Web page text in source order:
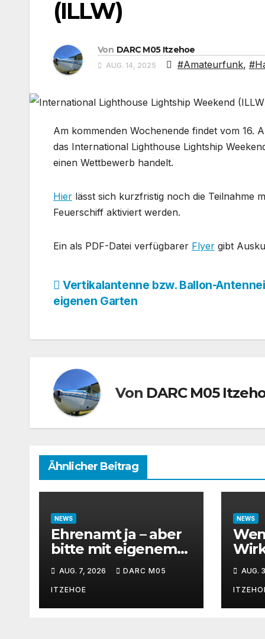
(ILLW)
Von DARC M05 Itzehoe
AUG. 14, 2025 #Amateurfunk,
Am kommenden Wochenende findet vom 16.
das International Lighthouse Lightship
einen Wettbewerb handelt.
Hier lässt sich kurzfristig noch die Teilnahme
Feuerschiff aktiviert werden.
Ein als PDF-Datei verfügbarer Flyer gibt
Beitragsnavigation
Vertikalantenne bzw. Ballon-
eigenen Garten
Von DARC M05
Ähnlicher Beitrag
NEWS
Ehrenamt ja – aber
bitte mit eigenem
Windows-Rechner
AUG. 7, 2026 DARC M05
ITZEHOE
NEWS
AUG.